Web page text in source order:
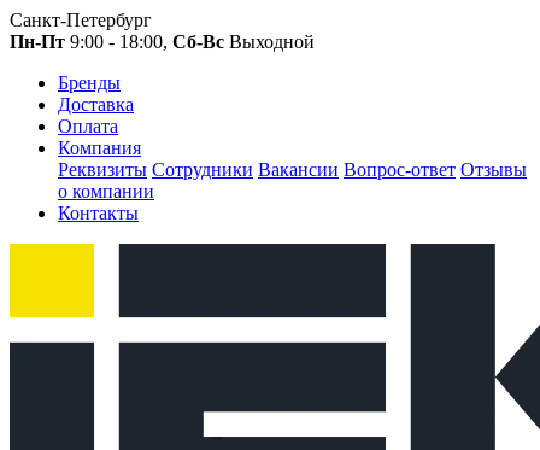
Санкт-Петербург
Пн-Пт 9:00 - 18:00, Сб-Вс Выходной
Бренды
Доставка
Оплата
Компания
Реквизиты Сотрудники Вакансии Вопрос-ответ Отзывы
о компании
Контакты